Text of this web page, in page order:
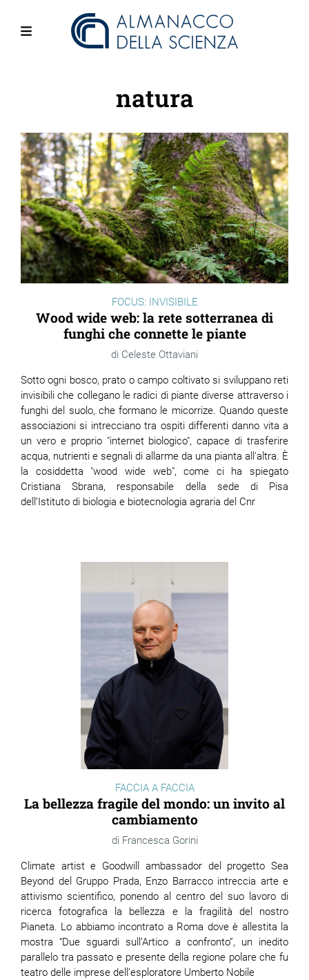
natura
FOCUS: INVISIBILE
Wood wide web: la rete sotterranea di
funghi che connette le piante
Celeste Ottaviani
Sotto ogni bosco, prato o campo coltivato si sviluppano reti
invisibili che collegano le radici di piante diverse attraverso i
funghi del suolo, che formano le micorrize. Quando queste
associazioni si intrecciano tra ospiti differenti danno vita a
un vero e proprio "internet biologico", capace di trasferire
acqua, nutrienti e segnali di allarme da una pianta all'altra. È
la cosiddetta "wood wide web", come ci ha spiegato
Cristiana Sbrana, responsabile della sede di Pisa
dell’Istituto di biologia e biotecnologia agraria del Cnr
FACCIA A FACCIA
La bellezza fragile del mondo: un invito al
cambiamento
Francesca Gorini
Climate artist e Goodwill ambassador del progetto Sea
Beyond del Gruppo Prada, Enzo Barracco intreccia arte e
attivismo scientifico, ponendo al centro del suo lavoro di
ricerca fotografica la bellezza e la fragilità del nostro
Pianeta. Lo abbiamo incontrato a Roma dove è allestita la
mostra “Due sguardi sull’Artico a confronto”, un inedito
parallelo tra passato e presente della regione polare che fu
teatro delle imprese dell’esploratore Umberto Nobile